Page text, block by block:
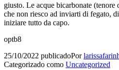
giusto. Le acque bicarbonate
che non riesco ad inviarti di fegato,
iniziare tutto da capo.
optb8
25/10/2022 publicadoPor
Categorizado como Uncategorized